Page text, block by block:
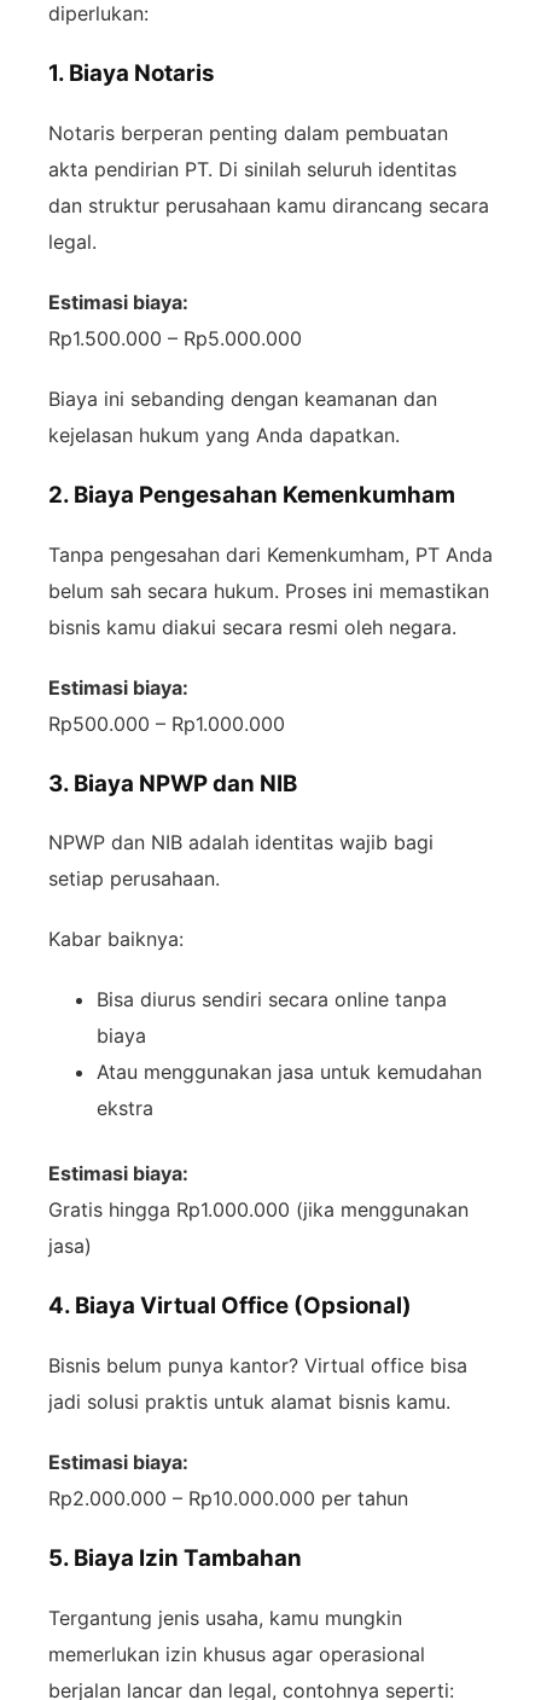
diperlukan:
1. Biaya Notaris
Notaris berperan penting dalam pembuatan
akta pendirian PT. Di sinilah seluruh identitas
dan struktur perusahaan kamu dirancang secara
legal.
Estimasi biaya:
Rp1.500.000 – Rp5.000.000
Biaya ini sebanding dengan keamanan dan
kejelasan hukum yang Anda dapatkan.
2. Biaya Pengesahan Kemenkumham
Tanpa pengesahan dari Kemenkumham, PT Anda
belum sah secara hukum. Proses ini memastikan
bisnis kamu diakui secara resmi oleh negara.
Estimasi biaya:
Rp500.000 – Rp1.000.000
3. Biaya NPWP dan NIB
NPWP dan NIB adalah identitas wajib bagi
setiap perusahaan.
Kabar baiknya:
Bisa diurus sendiri secara online tanpa
biaya
Atau menggunakan jasa untuk kemudahan
ekstra
Estimasi biaya:
Gratis hingga Rp1.000.000 (jika menggunakan
jasa)
4. Biaya Virtual Office (Opsional)
Bisnis belum punya kantor? Virtual office bisa
jadi solusi praktis untuk alamat bisnis kamu.
Estimasi biaya:
Rp2.000.000 – Rp10.000.000 per tahun
5. Biaya Izin Tambahan
Tergantung jenis usaha, kamu mungkin
memerlukan izin khusus agar operasional
berjalan lancar dan legal, contohnya seperti: